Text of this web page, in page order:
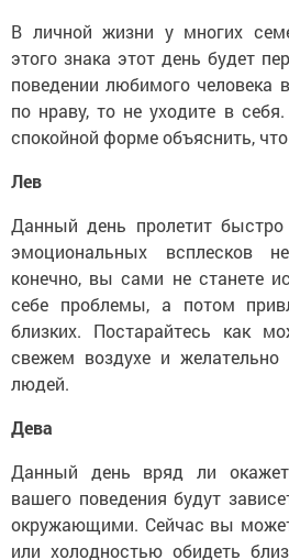
В личной жизни у многих
этого знака этот день будет
поведении любимого человека
по нраву, то не уходите в
спокойной форме объяснить,
Лев
Данный день пролетит
эмоциональных всплесков
конечно, вы сами не станете
себе проблемы, а потом
близких. Постарайтесь как
свежем воздухе и
людей.
Дева
Данный день вряд ли
вашего поведения будут
окружающими. Сейчас вы
или холодностью обидеть